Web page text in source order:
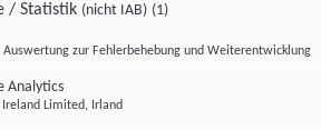
/ Statistik (nicht IAB) (1)
Auswertung zur Fehlerbehebung und Weiterentwicklung
Analytics
Ireland Limited, Irland